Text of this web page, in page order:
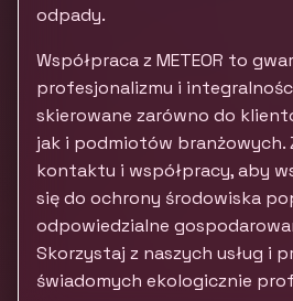
odpady.
Współpraca z METEOR to
profesjonalizmu i
skierowane zarówno do
jak i podmiotów branżowych.
kontaktu i współpracy, aby
się do ochrony środowiska
odpowiedzialne
Skorzystaj z naszych usług i
świadomych ekologicznie